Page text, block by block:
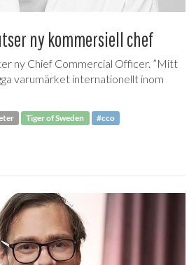
ny kommersiell chef
ny Chief Commercial Officer. ”Mitt
varumärket internationellt inom
Tiger of Sweden #cco